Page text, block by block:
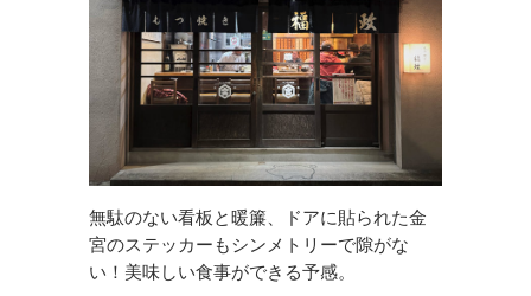
無駄のない看板と暖簾、ドアに貼られた金
宮のステッカーもシンメトリーで隙がな
い！美味しい食事ができる予感。